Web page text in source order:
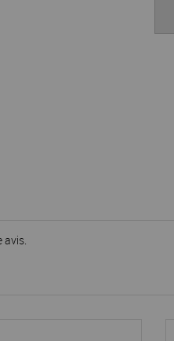
avis.